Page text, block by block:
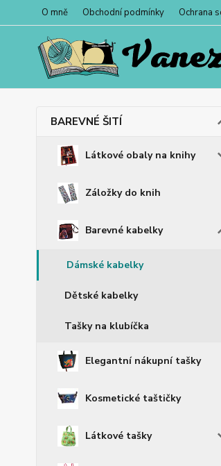
O mně Obchodní podmínky Ochrana
BAREVNÉ ŠITÍ
Látkové obaly na knihy
Záložky do knih
Barevné kabelky
Dámské kabelky
Dětské kabelky
Tašky na klubíčka
Elegantní nákupní tašky
Kosmetické taštičky
Látkové tašky